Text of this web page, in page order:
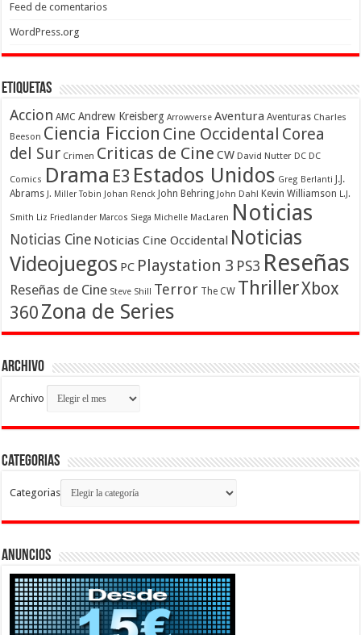
Feed de comentarios
WordPress.org
Etiquetas
Accion AMC Andrew Kreisberg Arrowverse Aventura Aventuras Charles
Beeson Ciencia Ficcion Cine Occidental Corea
del Sur Crimen Criticas de Cine CW David Nutter DC DC
Comics Drama E3 Estados Unidos Greg Berlanti
J.J.
Abrams J. Miller Tobin Johan Renck John Behring John Dahl Kevin Williamson L.J.
Smith Liz Friedlander Marcos Siega Michelle MacLaren Noticias
Noticias Cine Noticias Cine Occidental Noticias
Videojuegos PC Playstation 3 PS3 Reseñas
Reseñas de Cine Steve Shill Terror The CW ThrillerXbox
360 Zona de Series
Archivo
Archivo
Categorias
Categorias
Anuncios